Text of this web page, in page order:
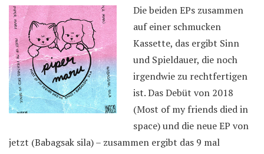
Die beiden EPs zusammen
auf einer schmucken
Kassette, das ergibt Sinn
und Spieldauer, die noch
irgendwie zu rechtfertigen
ist. Das Debüt von 2018
(Most of my friends died in
space) und die neue EP von
jetzt (Babagsak sila) – zusammen ergibt das 9 mal